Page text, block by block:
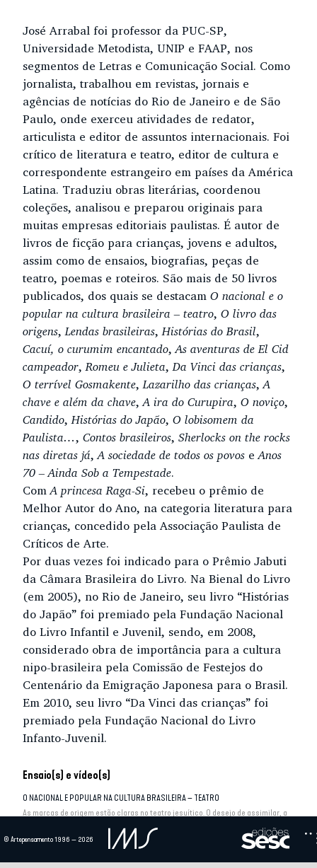
Ensaio(s) e vídeo(s)
O NACIONAL E POPULAR NA CULTURA BRASILEIRA – TEATRO
As marcas de origem estão claras no teatro jesuítico. O desejo de assimilar, a
José Arrabal foi professor da PUC-SP,
Universidade Metodista, UNIP e FAAP, nos
segmentos de Letras e Comunicação Social. Como
jornalista, trabalhou em revistas, jornais e
agências de notícias do Rio de Janeiro e de São
Paulo, onde exerceu atividades de redator,
articulista e editor de assuntos internacionais. Foi
crítico de literatura e teatro, editor de cultura e
correspondente estrangeiro em países da América
Latina. Traduziu obras literárias, coordenou
coleções, analisou e preparou originais para
muitas empresas editoriais paulistas. É autor de
livros de ficção para crianças, jovens e adultos,
assim como de ensaios, biografias, peças de
teatro, poemas e roteiros. São mais de 50 livros
publicados, dos quais se destacam O nacional e o
popular na cultura brasileira – teatro, O livro das
origens,Lendas brasileiras,Histórias do Brasil,
Cacuí, o curumim encantado,As aventuras de El Cid
campeador,Romeu e Julieta,Da Vinci das crianças,
O terrível Gosmakente,Lazarilho das crianças,A
chave e além da chave,A ira do Curupira, O noviço,
Candido,Histórias do Japão, O lobisomem da
Paulista…, Contos brasileiros, Sherlocks on the rocks
nas diretas já,A sociedade de todos os povos eAnos
70 – Ainda Sob a Tempestade.
ComA princesa Raga-Si, recebeu o prêmio de
Melhor Autor do Ano, na categoria literatura para
crianças, concedido pela Associação Paulista de
Críticos de Arte.
Por duas vezes foi indicado para o Prêmio Jabuti
da Câmara Brasileira do Livro. Na Bienal do Livro
(em 2005), no Rio de Janeiro, seu livro “Histórias
do Japão” foi premiado pela Fundação Nacional
do Livro Infantil e Juvenil, sendo, em 2008,
considerado obra de importância para a cultura
nipo-brasileira pela Comissão de Festejos do
Centenário da Emigração Japonesa para o Brasil.
Em 2010, seu livro “Da Vinci das crianças” foi
premiado pela Fundação Nacional do Livro
Infanto-Juvenil.
© Artepensamento 1996 — 2026